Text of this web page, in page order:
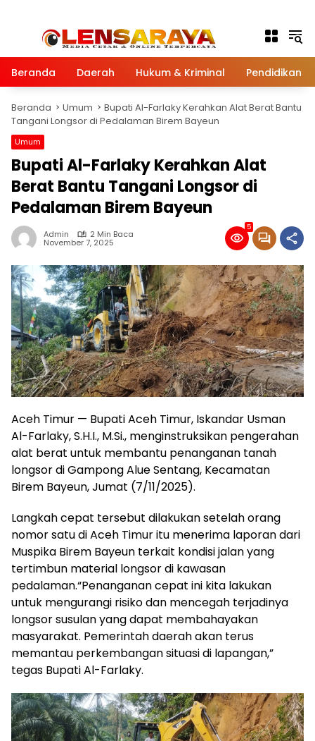
Beranda Daerah Hukum & Kriminal Pendidikan
Beranda Umum
Bupati Al-Farlaky Kerahkan Alat Berat Bantu
Tangani Longsor di Pedalaman Birem Bayeun
Umum
Bupati Al-Farlaky Kerahkan Alat
Berat Bantu Tangani Longsor di
Pedalaman Birem Bayeun
Admin 2 Min Baca
November 7, 2025
5
Aceh Timur — Bupati Aceh Timur, Iskandar Usman
Al-Farlaky, S.H.I., M.Si., menginstruksikan pengerahan
alat berat untuk membantu penanganan tanah
longsor di Gampong Alue Sentang, Kecamatan
Birem Bayeun, Jumat (7/11/2025).
Langkah cepat tersebut dilakukan setelah orang
nomor satu di Aceh Timur itu menerima laporan dari
Muspika Birem Bayeun terkait kondisi jalan yang
tertimbun material longsor di kawasan
pedalaman.“Penanganan cepat ini kita lakukan
untuk mengurangi risiko dan mencegah terjadinya
longsor susulan yang dapat membahayakan
masyarakat. Pemerintah daerah akan terus
memantau perkembangan situasi di lapangan,”
tegas Bupati Al-Farlaky.